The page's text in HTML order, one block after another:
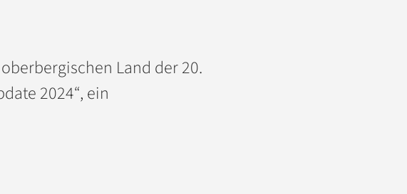
Land der 20.
2024“, ein